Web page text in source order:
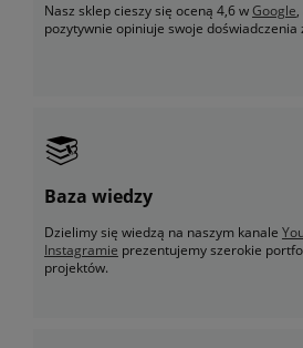
Nasz sklep cieszy się oceną 4,6 wGoogle
pozytywnie opiniuje swoje doświadczenia
Baza wiedzy
Dzielimy się wiedzą na naszym kanale
Instagramie prezentujemy szerokie
projektów.